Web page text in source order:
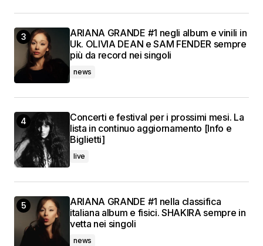
ARIANA GRANDE #1 negli album e vinili in
Uk. OLIVIA DEAN e SAM FENDER sempre
più da record nei singoli
news
Concerti e festival per i prossimi mesi. La
lista in continuo aggiornamento [Info e
Biglietti]
live
ARIANA GRANDE #1 nella classifica
italiana album e fisici. SHAKIRA sempre in
vetta nei singoli
news